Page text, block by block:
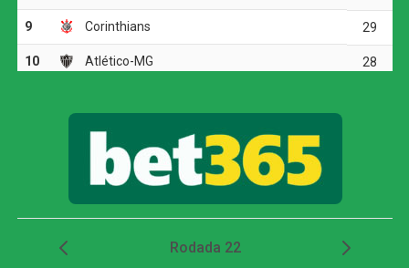
quartas de final da Copa do Brasil
As equipes ainda tiveram algumas chegadas em bolas
em razão do clima seco em Cuiabá.
Na volta do intervalo, o Atlético-GO passou a buscar mais
o ataque e conseguiu abrir o placar aos 14 minutos.
bico de chuteira, colocando o Dragão em vantagem.